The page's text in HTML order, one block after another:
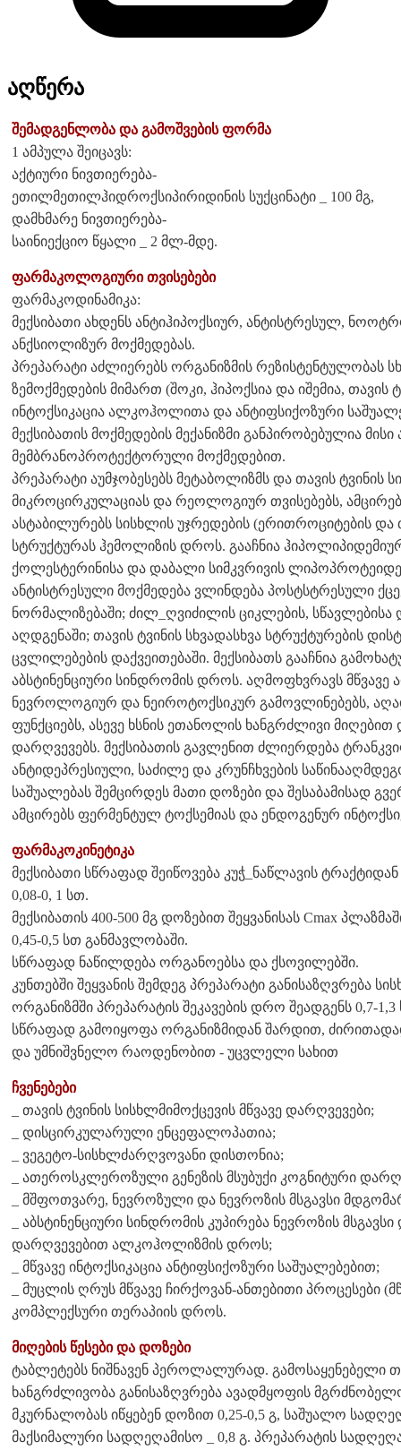
აღწერა
შემადგენლობა და გამოშვების ფორმა
1 ამპულა შეიცავს:
აქტიური ნივთიერება-
ეთილმეთილჰიდროქსიპირიდინის სუქცინატი _ 100 მგ,
დამხმარე ნივთიერება-
საინიექციო წყალი _ 2 მლ-მდე.
ფარმაკოლოგიური თვისებები
ფარმაკოდინამიკა:
მექსიბათი ახდენს ანტიჰიპოქსიურ, ანტისტრესულ,
ანქსიოლიზურ მოქმედებას.
პრეპარატი აძლიერებს ორგანიზმის რეზისტენტულობას
ზემოქმედების მიმართ (შოკი, ჰიპოქსია და იშემია, თავის
ინტოქსიკაცია ალკოჰოლითა და ანტიფსიქოზური
მექსიბათის მოქმედების მექანიზმი განპირობებულია
მემბრანოპროტექტორული მოქმედებით.
პრეპარატი აუმჯობესებს მეტაბოლიზმს და თავის ტვინის
მიკროცირკულაციას და რეოლოგიურ თვისებებს,
ასტაბილურებს სისხლის უჯრედების (ერითროციტების
სტრუქტურას ჰემოლიზის დროს. გააჩნია
ქოლესტერინისა და დაბალი სიმკვრივის
ანტისტრესული მოქმედება ვლინდება პოსტსტრესული
ნორმალიზებაში; ძილ_ღვიძილის ციკლების,
აღდგენაში; თავის ტვინის სხვადასხვა
ცვლილებების დაქვეითებაში. მექსიბათს გააჩნია
აბსტინენციური სინდრომის დროს. აღმოფხვრავს
ნევროლოგიურ და ნეიროტოქსიკურ გამოვლინებებს,
ფუნქციებს, ასევე ხსნის ეთანოლის ხანგრძლივი
დარღვევებს. მექსიბათის გავლენით ძლიერდება
ანტიდეპრესიული, საძილე და კრუნჩხვების
საშუალებას შემცირდეს მათი დოზები და შესაბამისად
ამცირებს ფერმენტულ ტოქსემიას და ენდოგენურ
ფარმაკოკინეტიკა
მექსიბათი სწრაფად შეიწოვება კუჭ_ნაწლავის
0,08-0, 1 სთ.
მექსიბათის 400-500 მგ დოზებით შეყვანისას Cmax
0,45-0,5 სთ განმავლობაში.
სწრაფად ნაწილდება ორგანოებსა და ქსოვილებში.
კუნთებში შეყვანის შემდეგ პრეპარატი განისაზღვრება
ორგანიზმში პრეპარატის შეკავების დრო შეადგენს 0,7-1,3
სწრაფად გამოიყოფა ორგანიზმიდან შარდით,
და უმნიშვნელო რაოდენობით - უცვლელი სახით
ჩვენებები
_ თავის ტვინის სისხლმიმოქცევის მწვავე დარღვევები;
_ დისცირკულარული ენცეფალოპათია;
_ ვეგეტო-სისხლძარღვოვანი დისთონია;
_ ათეროსკლეროზული გენეზის მსუბუქი კოგნიტური
_ მშფოთვარე, ნევროზული და ნევროზის მსგავსი
_ აბსტინენციური სინდრომის კუპირება ნევროზის
დარღვევებით ალკოჰოლიზმის დროს;
_ მწვავე ინტოქსიკაცია ანტიფსიქოზური საშუალებებით;
_ მუცლის ღრუს მწვავე ჩირქოვან-ანთებითი პროცესები
კომპლექსური თერაპიის დროს.
მიღების წესები და დოზები
ტაბლეტებს ნიშნავენ პეროლალურად. გამოსაყენებელი
ხანგრძლივობა განისაზღვრება ავადმყოფის
მკურნალობას იწყებენ დოზით 0,25-0,5 გ, საშუალო
მაქსიმალური სადღეღამისო _ 0,8 გ. პრეპარატის